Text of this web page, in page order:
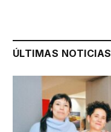
ÚLTIMAS NOTICIAS